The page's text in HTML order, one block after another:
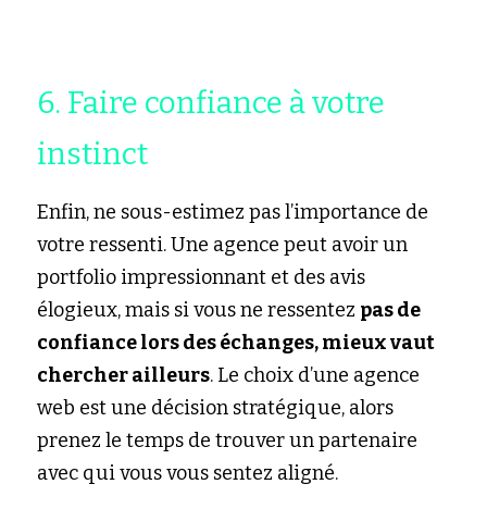
6. Faire confiance à votre
instinct
Enfin, ne sous-estimez pas l’importance de
votre ressenti. Une agence peut avoir un
portfolio impressionnant et des avis
élogieux, mais si vous ne ressentez pas de
confiance lors des échanges, mieux vaut
chercher ailleurs. Le choix d’une agence
web est une décision stratégique, alors
prenez le temps de trouver un partenaire
avec qui vous vous sentez aligné.